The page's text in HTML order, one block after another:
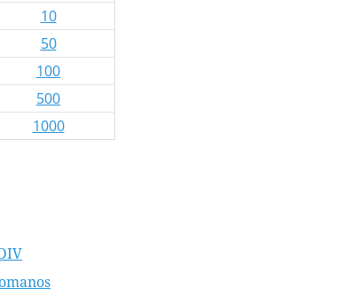
10
50
100
500
1000